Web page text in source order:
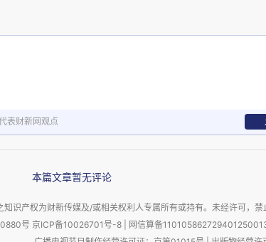
中国政府应大力推进谈判，尽快在特朗普任
方投资者进一步明确投资环境，降低不确定性
似国际贸易交往中收到的第一笔，也不会是
类法律风险。
表财新网观点
本篇文章暂无评论
知识产权为财新传媒及/或相关权利人专属所有或持有。未经许可，禁
号 京ICP备10026701号-8 网信算备